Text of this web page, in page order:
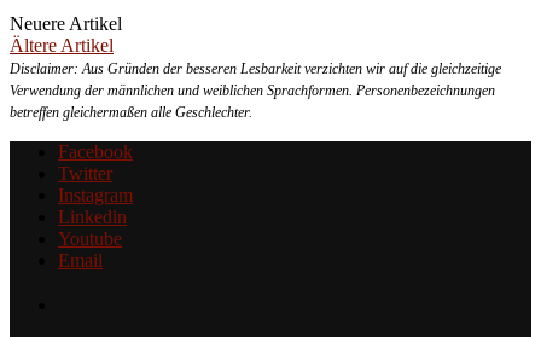
Neuere Artikel
Ältere Artikel
Disclaimer: Aus Gründen der besseren Lesbarkeit verzichten wir auf die gleichzeitige
Verwendung der männlichen und weiblichen Sprachformen. Personenbezeichnungen
betreffen gleichermaßen alle Geschlechter.
Facebook
Twitter
Instagram
Linkedin
Youtube
Email